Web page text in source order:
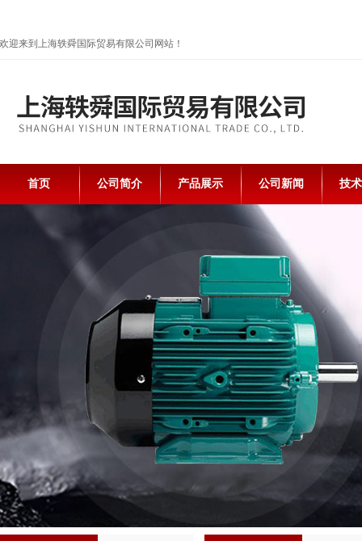
欢迎来到上海轶舜国际贸易有限公司网站！
首页 公司简介 产品展示 公司新闻 技